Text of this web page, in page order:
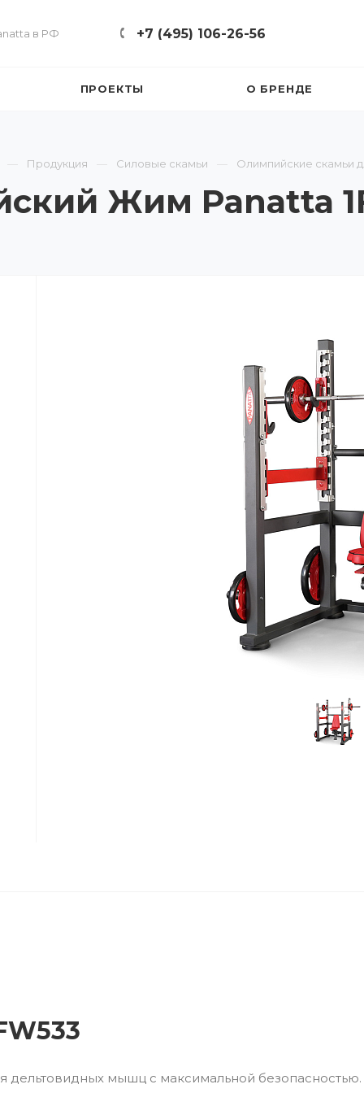
в РФ +7 (495) 106-26-56
ПРОЕКТЫ О БРЕНДЕ
Продукция Силовые скамьи Олимпийские скамьи
Жим Panatta
мышц с максимальной безопасностью.